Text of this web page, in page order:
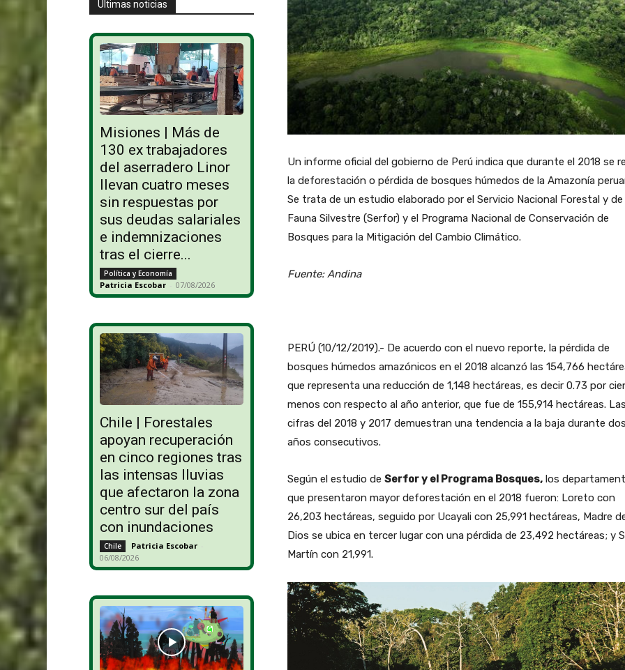
Últimas noticias
Misiones | Más de
130 ex trabajadores
del aserradero Linor
llevan cuatro meses
sin respuestas por
sus deudas salariales
e indemnizaciones
tras el cierre...
Política y Economía
Patricia Escobar - 07/08/2026
Chile | Forestales
apoyan recuperación
en cinco regiones tras
las intensas lluvias
que afectaron la zona
centro sur del país
con inundaciones
Chile Patricia Escobar -
06/08/2026
Un informe oficial del gobierno de Perú indica que durante el 2018 se
la deforestación o pérdida de bosques húmedos de la Amazonía
Se trata de un estudio elaborado por el Servicio Nacional Forestal y de
Fauna Silvestre (Serfor) y el Programa Nacional de Conservación de
Bosques para la Mitigación del Cambio Climático.
Fuente: Andina
PERÚ (10/12/2019).- De acuerdo con el nuevo reporte, la pérdida de
bosques húmedos amazónicos en el 2018 alcanzó las 154,766
que representa una reducción de 1,148 hectáreas, es decir 0.73 por
menos con respecto al año anterior, que fue de 155,914 hectáreas.
cifras del 2018 y 2017 demuestran una tendencia a la baja durante
años consecutivos.
Según el estudio de Serfor y el Programa Bosques,los
que presentaron mayor deforestación en el 2018 fueron: Loreto con
26,203 hectáreas, seguido por Ucayali con 25,991 hectáreas, Madre
Dios se ubica en tercer lugar con una pérdida de 23,492 hectáreas; y
Martín con 21,991.